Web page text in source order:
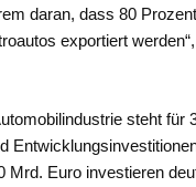
daran, dass 80
exportiert
steht für
Mrd. Euro investieren